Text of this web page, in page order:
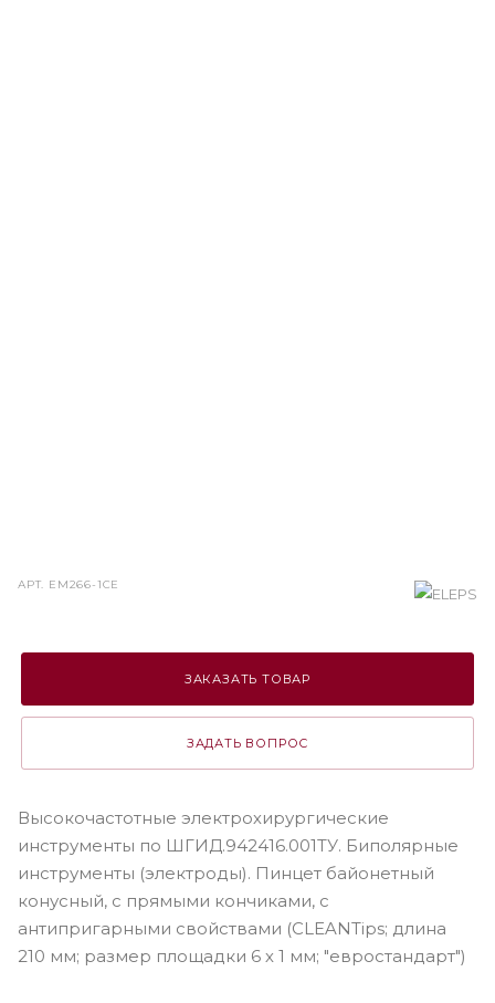
АРТ. ЕМ266-1СЕ
ЗАКАЗАТЬ ТОВАР
ЗАДАТЬ ВОПРОС
Высокочастотные электрохирургические
инструменты по ШГИД.942416.001ТУ. Биполярные
инструменты (электроды). Пинцет байонетный
конусный, с прямыми кончиками, с
антипригарными свойствами (CLEANTips; длина
210 мм; размер площадки 6 х 1 мм; "евростандарт")